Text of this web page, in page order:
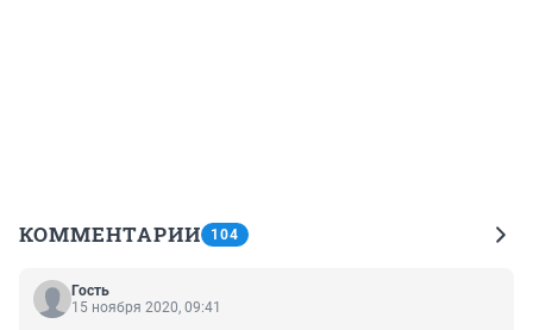
КОММЕНТАРИИ 104
Гость
15 ноября 2020, 09:41